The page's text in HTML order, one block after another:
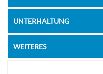
UNTERHALTUNG
WEITERES